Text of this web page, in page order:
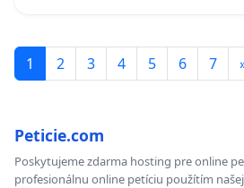
1 2 3 4 5 6 7
Peticie.com
Poskytujeme zdarma hosting pre online
profesionálnu online petíciu použítím